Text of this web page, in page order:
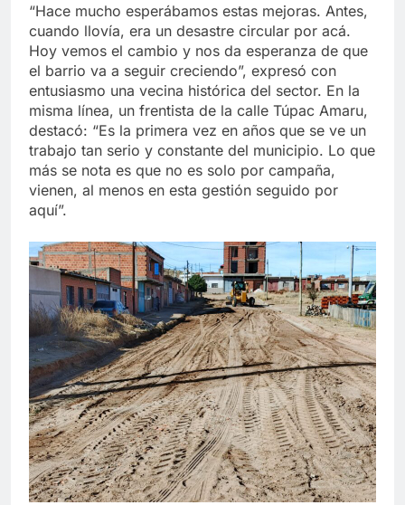
“Hace mucho esperábamos estas mejoras. Antes,
cuando llovía, era un desastre circular por acá.
Hoy vemos el cambio y nos da esperanza de que
el barrio va a seguir creciendo”, expresó con
entusiasmo una vecina histórica del sector. En la
misma línea, un frentista de la calle Túpac Amaru,
destacó: “Es la primera vez en años que se ve un
trabajo tan serio y constante del municipio. Lo que
más se nota es que no es solo por campaña,
vienen, al menos en esta gestión seguido por
aquí”.